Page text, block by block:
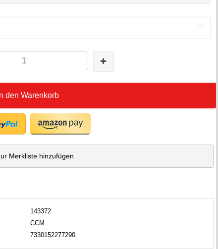
In den Warenkorb
Merkliste hinzufügen
143372
CCM
7330152277290